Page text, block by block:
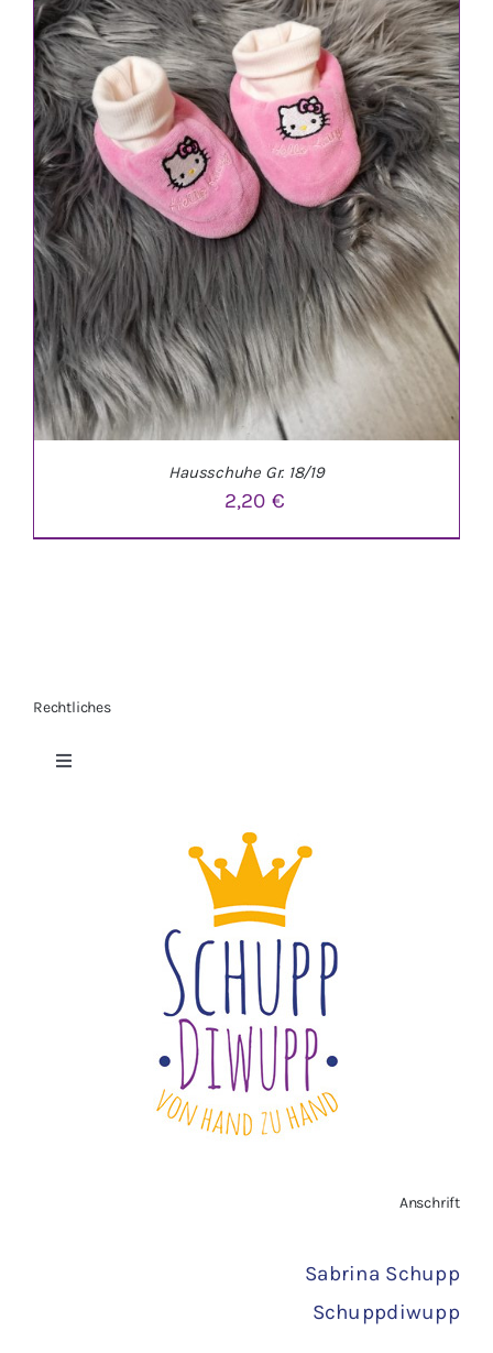
IN DEN WARENKORB / DETAILS
Hausschuhe Gr. 18/19
2,20€
Rechtliches
Toggle
Widerrufsbelehrung
Anschrift
Sabrina Schupp
Schuppdiwupp